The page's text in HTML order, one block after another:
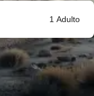
1 Adulto